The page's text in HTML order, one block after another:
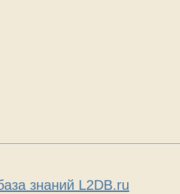
знаний L2DB.ru